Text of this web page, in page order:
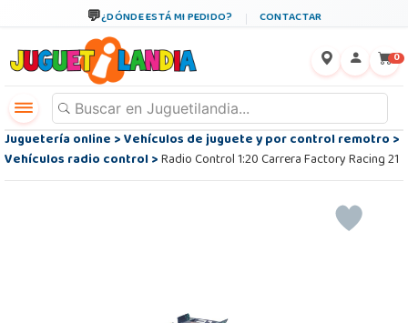
¿DÓNDE ESTÁ MI PEDIDO? CONTACTAR
0
Juguetería online>Vehículos de juguete y por control remotro>
Vehículos radio control>Radio Control 1:20 Carrera Factory Racing 21